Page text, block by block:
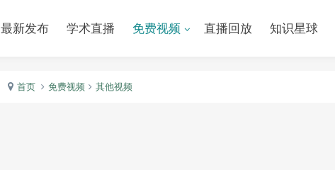
最新发布 学术直播 免费视频 直播回放 知识星球
首页 免费视频 其他视频